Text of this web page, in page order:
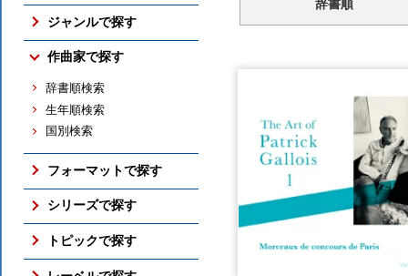
売れ筋の新譜
売れ筋のCD
売れ筋の映像メディア
売れ筋の交響曲
売れ筋のバレエ（映像）
売れ筋のピアノ
総合（上位300件）
予約ランキング
すべての売れ筋ランキング
ジャンルで探す
交響曲
協奏曲
室内楽曲
ピアノ曲
オペラ
吹奏楽
すべてのジャンル
作曲家で探す
辞書順検索
生年順検索
国別検索
フォーマットで探す
ボックス・セット
SACD
DVD / Blu-ray
シリーズで探す
アメリカン・クラシックス
ナクソス・ヒストリカル
トピックで探す
さまざまな全集
辞書順